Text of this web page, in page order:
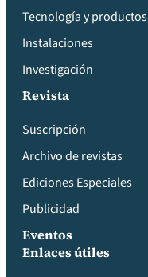
Tecnología y productos
Instalaciones
Investigación
Revista
Suscripción
Archivo de revistas
Ediciones Especiales
Publicidad
Eventos
Enlaces útiles